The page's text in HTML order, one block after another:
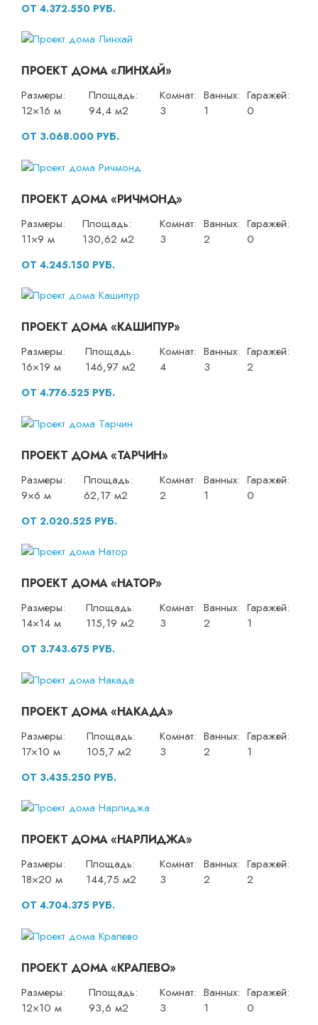
ОТ 4.372.550 РУБ.
ПРОЕКТ ДОМА «ЛИНХАЙ»
Размеры:
12×16 м
Площадь:
94,4 м2
Комнат:
3
Ванных:
1
Гаражей:
0
ОТ 3.068.000 РУБ.
ПРОЕКТ ДОМА «РИЧМОНД»
Размеры:
11×9 м
Площадь:
130,62 м2
Комнат:
3
Ванных:
2
Гаражей:
0
ОТ 4.245.150 РУБ.
ПРОЕКТ ДОМА «КАШИПУР»
Размеры:
16×19 м
Площадь:
146,97 м2
Комнат:
4
Ванных:
3
Гаражей:
2
ОТ 4.776.525 РУБ.
ПРОЕКТ ДОМА «ТАРЧИН»
Размеры:
9×6 м
Площадь:
62,17 м2
Комнат:
2
Ванных:
1
Гаражей:
0
ОТ 2.020.525 РУБ.
ПРОЕКТ ДОМА «НАТОР»
Размеры:
14×14 м
Площадь:
115,19 м2
Комнат:
3
Ванных:
2
Гаражей:
1
ОТ 3.743.675 РУБ.
ПРОЕКТ ДОМА «НАКАДА»
Размеры:
17×10 м
Площадь:
105,7 м2
Комнат:
3
Ванных:
2
Гаражей:
1
ОТ 3.435.250 РУБ.
ПРОЕКТ ДОМА «НАРЛИДЖА»
Размеры:
18×20 м
Площадь:
144,75 м2
Комнат:
3
Ванных:
2
Гаражей:
2
ОТ 4.704.375 РУБ.
ПРОЕКТ ДОМА «КРАЛЕВО»
Размеры:
12×10 м
Площадь:
93,6 м2
Комнат:
3
Ванных:
1
Гаражей:
0